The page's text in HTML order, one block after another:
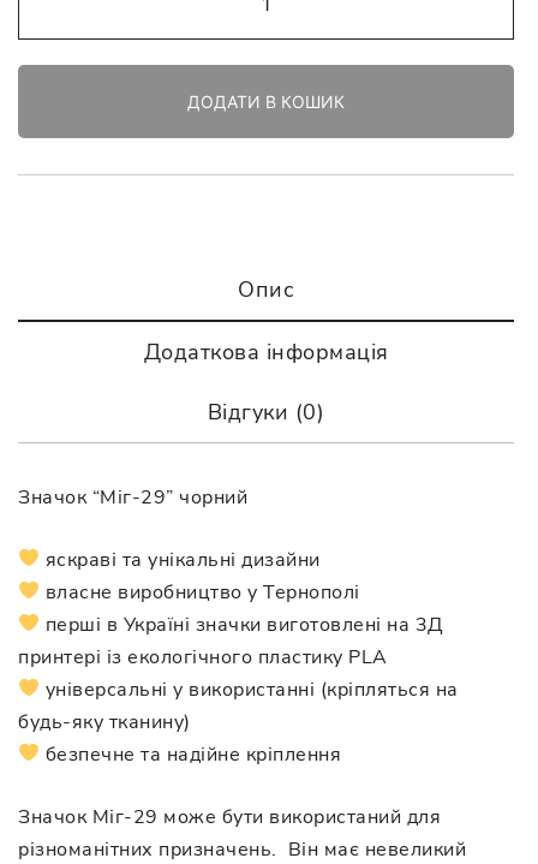
"Міг-29"
чорний
ДОДАТИ В КОШИК
Опис
Додаткова інформація
Відгуки (0)
Значок “Міг-29” чорний
яскраві та унікальні дизайни
власне виробництво у Тернополі
перші в Україні значки виготовлені на 3Д
принтері із екологічного пластику PLA
універсальні у використанні (кріпляться на
будь-яку тканину)
безпечне та надійне кріплення
Значок Міг-29 може бути використаний для
різноманітних призначень. Він має невеликий